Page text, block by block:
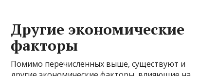
Другие экономические
факторы
Помимо перечисленных выше, существуют и